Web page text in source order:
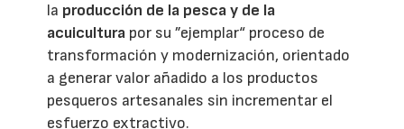
la producción de la pesca y de la
acuicultura por su ”ejemplar“ proceso de
transformación y modernización, orientado
a generar valor añadido a los productos
pesqueros artesanales sin incrementar el
esfuerzo extractivo.